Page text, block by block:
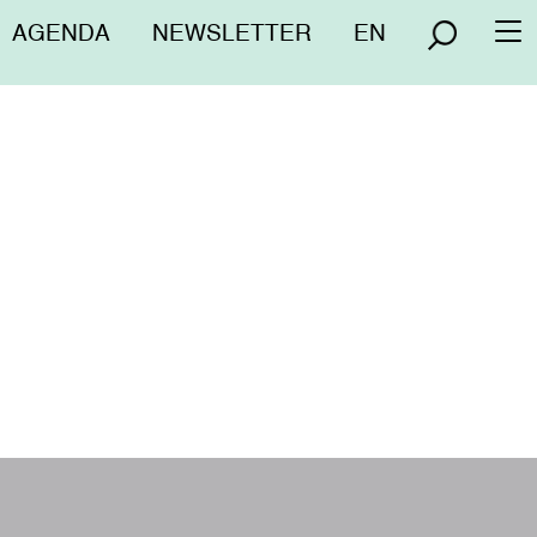
Menú
AGENDA NEWSLETTER EN